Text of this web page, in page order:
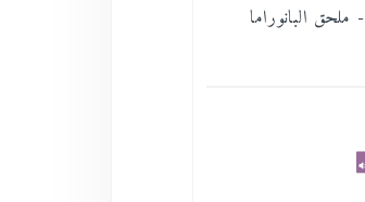
بانوراما الظهور المهدوي ح85 - ملحق البانوراما